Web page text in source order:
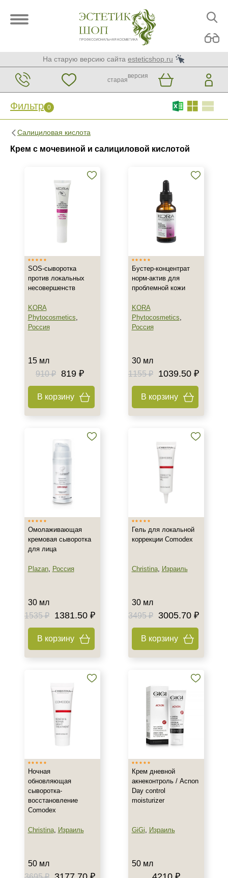
На старую версию сайта esteticshop.ru
старая
версия
Фильтр 0
Салициловая кислота
Крем с мочевиной и салициловой кислотой
Фильтр 0
Россия
Тип товара
Гель
Концентрат
Класс косметики
Профессиональная
Тип кожи
Любой возраст (от 18 лет)
После 20
После 25
Действие
Матирование
Обновление
Показать еще
Назначение против
Возрастные изменения
Воспаление
Защита
Лифтинг
Область применения
Веки
Показать еще
SOS-сыворотка
против локальных
несовершенств
KORA
Phytocosmetics,
Россия
15 мл
910 ₽ 819 ₽
В корзину
Бустер-концентрат
норм-актив для
проблемной кожи
KORA
Phytocosmetics,
Россия
30 мл
1155 ₽
1039.50 ₽
В корзину
Омолаживающая
кремовая сыворотка
для лица
Plazan, Россия
30 мл
1535 ₽
1381.50 ₽
В корзину
Гель для локальной
коррекции Comodex
Christina, Израиль
30 мл
3495 ₽
3005.70 ₽
В корзину
Ночная
обновляющая
сыворотка-
восстановление
Comodex
Christina, Израиль
50 мл
Крем дневной
акнеконтроль / Acnon
Day control
moisturizer
GiGi, Израиль
50 мл